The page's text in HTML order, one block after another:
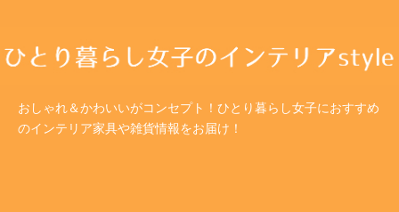
おしゃれ＆かわいいがコンセプト！ひとり暮らし女子におすすめ
のインテリア家具や雑貨情報をお届け！